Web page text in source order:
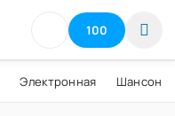
100
Электронная Шансон